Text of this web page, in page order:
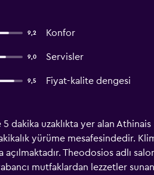
9,2 Konfor
9,0 Servisler
9,5 Fiyat-kalite dengesi
uzaklıkta yer alan
yürüme mesafesindedir.
Theodosios adlı
mutfaklardan lezzetler